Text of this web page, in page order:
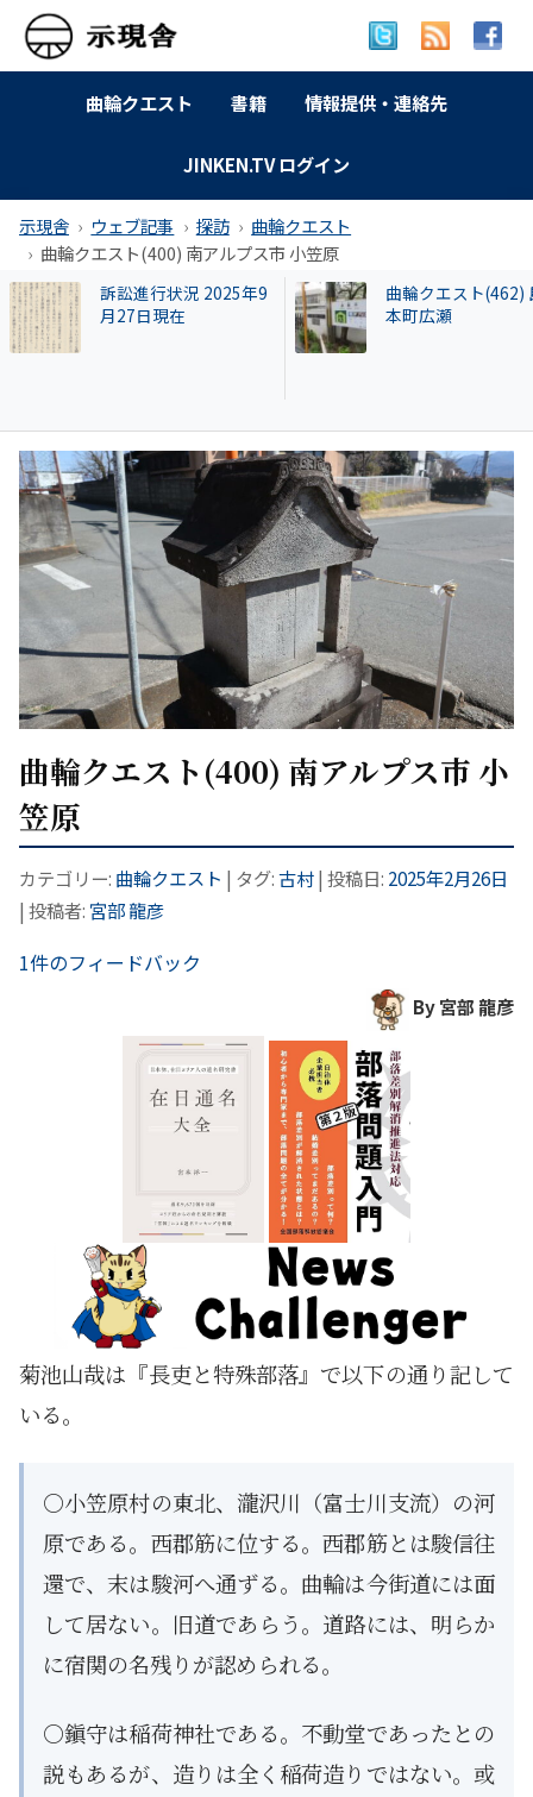
曲輪クエスト 書籍 情報提供・連絡先
JINKEN.TV ログイン
示現舎 ウェブ記事 探訪
曲輪クエスト
曲輪クエスト(400) 南アルプス市 小笠原
曲輪クエスト(462) 島
本町広瀬
広澤克実氏が新社
「安倍元首相暗殺
曲輪クエスト(400) 南アルプス市 小
笠原
カテゴリー: 曲輪クエスト | タグ:古村| 投稿日: 2025年2月26日
| 投稿者: 宮部 龍彦
1件のフィードバック
By 宮部 龍彦
菊池山哉は『長吏と特殊部落』で以下の通り記して
いる。
○小笠原村の東北、瀧沢川（富士川支流）の河
原である。西郡筋に位する。西郡筋とは駿信往
還で、末は駿河へ通ずる。曲輪は今街道には面
して居ない。旧道であらう。道路には、明らか
に宿関の名残りが認められる。
○鎭守は稲荷神社である。不動堂であったとの
説もあるが、造りは全く稲荷造りではない。或